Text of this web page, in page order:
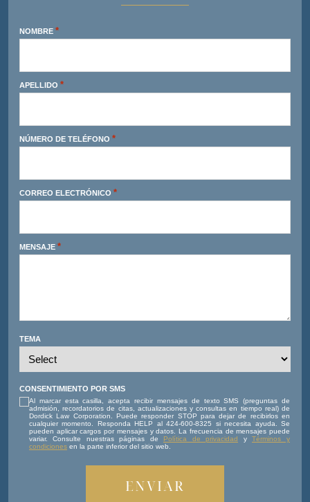
NOMBRE *
APELLIDO *
NÚMERO DE TELÉFONO *
CORREO ELECTRÓNICO *
MENSAJE *
TEMA
CONSENTIMIENTO POR SMS
Al marcar esta casilla, acepta recibir mensajes de texto SMS (preguntas de
admisión, recordatorios de citas, actualizaciones y consultas en tiempo real) de
Dordick Law Corporation. Puede responder STOP para dejar de recibirlos en
cualquier momento. Responda HELP al 424-600-8325 si necesita ayuda. Se
pueden aplicar cargos por mensajes y datos. La frecuencia de mensajes puede
variar. Consulte nuestras páginas de Política de privacidad y Términos y
condiciones en la parte inferior del sitio web.